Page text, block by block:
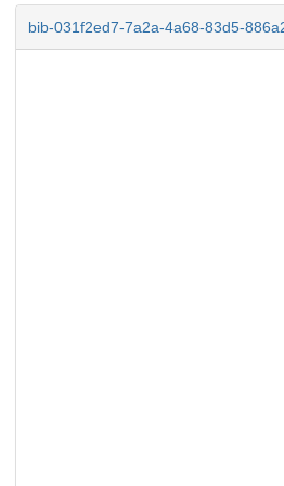
bib-031f2ed7-7a2a-4a68-83d5-